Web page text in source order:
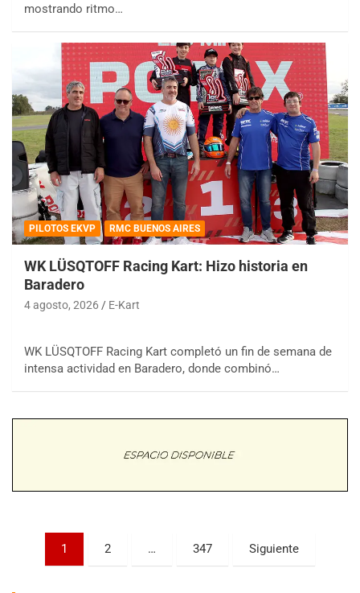
mostrando ritmo…
PILOTOS EKVP RMC BUENOS AIRES
WK LÜSQTOFF Racing Kart: Hizo historia en
Baradero
4 agosto, 2026 E-Kart
WK LÜSQTOFF Racing Kart completó un fin de semana de
intensa actividad en Baradero, donde combinó…
Paginación
1 2 … 347 Siguiente
COBERTURA ESPECIAL DE E-KART.COM.AR
08/09-AGO
Trenque Lauquen (Buenos Aires)
Parque de la Velocidad (Asfalto)
Villaguay (Entre Ríos)